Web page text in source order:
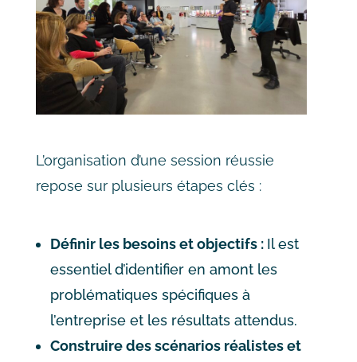
L’organisation d’une session réussie
repose sur plusieurs étapes clés :
Définir les besoins et objectifs : Il est
essentiel d’identifier en amont les
problématiques spécifiques à
l’entreprise et les résultats attendus.
Construire des scénarios réalistes et